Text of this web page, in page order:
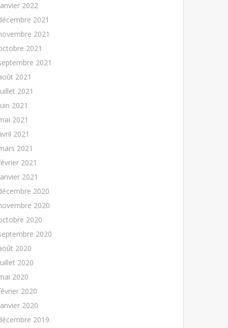
2022
2021
2021
2021
2021
2021
2021
2021
2021
2021
2021
2021
2021
2020
2020
2020
2020
2020
2020
2020
2020
2020
2019